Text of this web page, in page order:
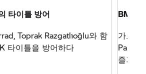
타이틀 방어
Toprak Razgatlıoğlu와 함
타이틀을 방어하다
BMW
가르미
즐기기